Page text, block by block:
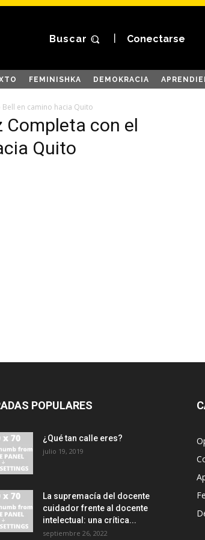
Buscar Conectarse
FEMINISHKA DEMOKRACIA
Bell en camino hacia Quito
Completa con el
Quito
POPULARES
¿Qué tan calle eres?
julio 19, 2019
La supremacía del docente
cuidador frente al docente
intelectual: una crítica...
septiembre 26, 2022